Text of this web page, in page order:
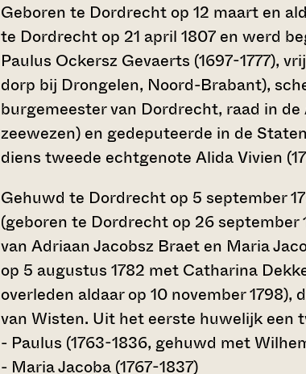
Geboren te Dordrecht op 12 maart en
te Dordrecht op 21 april 1807 en werd
Paulus Ockersz Gevaerts (1697-1777),
dorp bij Drongelen, Noord-Brabant),
burgemeester van Dordrecht, raad in
zeewezen) en gedeputeerde in de
diens tweede echtgenote Alida Vivien
Gehuwd te Dordrecht op 5 september
(geboren te Dordrecht op 26 september
van Adriaan Jacobsz Braet en Maria
op 5 augustus 1782 met Catharina
overleden aldaar op 10 november
van Wisten. Uit het eerste huwelijk een
- Paulus (1763-1836, gehuwd met
- Maria Jacoba (1767-1837)